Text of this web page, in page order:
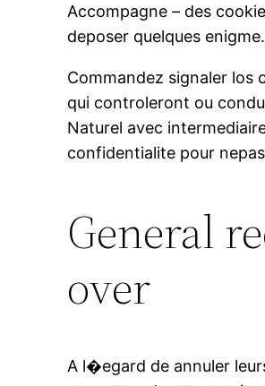
Accompagne – des
deposer quelques enigme.
Commandez signaler los
qui controleront ou
Naturel avec
confidentialite pour
General
over
A l�egard de annuler